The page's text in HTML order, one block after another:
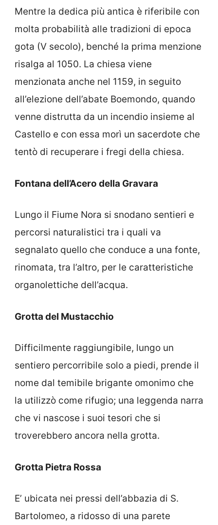
Mentre la dedica più antica è riferibile con
molta probabilità alle tradizioni di epoca
gota (V secolo), benché la prima menzione
risalga al 1050. La chiesa viene
menzionata anche nel 1159, in seguito
all’elezione dell’abate Boemondo, quando
venne distrutta da un incendio insieme al
Castello e con essa morì un sacerdote che
tentò di recuperare i fregi della chiesa.
Fontana dell’Acero della Gravara
Lungo il Fiume Nora si snodano sentieri e
percorsi naturalistici tra i quali va
segnalato quello che conduce a una fonte,
rinomata, tra l’altro, per le caratteristiche
organolettiche dell’acqua.
Grotta del Mustacchio
Difficilmente raggiungibile, lungo un
sentiero percorribile solo a piedi, prende il
nome dal temibile brigante omonimo che
la utilizzò come rifugio; una leggenda narra
che vi nascose i suoi tesori che si
troverebbero ancora nella grotta.
Grotta Pietra Rossa
E’ ubicata nei pressi dell’abbazia di S.
Bartolomeo, a ridosso di una parete